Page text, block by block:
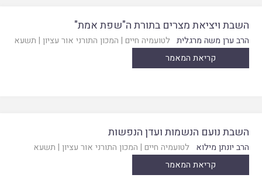
השבת ויציאת מצרים בתורת ה"שפת אמת"
הרב ערן משה מרגלית לטועמיה חיים | המכון התורני אור עציון | תשעא
קריאת המאמר
השבת נועם הנשמות ועדן הנפשות
הרב יונתן מילוא לטועמיה חיים | המכון התורני אור עציון | תשעא
קריאת המאמר